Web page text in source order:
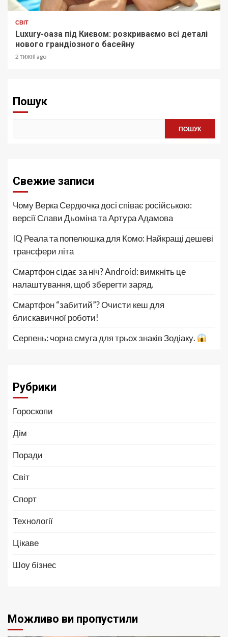
СВІТ
Luxury-оаза під Києвом: розкриваємо всі деталі
нового грандіозного басейну
2 тижні ago
Пошук
ПОШУК
Свежие записи
Чому Верка Сердючка досі співає російською:
версії Слави Дьоміна та Артура Адамова
IQ Реала та попелюшка для Комо: Найкращі дешеві
трансфери літа
Смартфон сідає за ніч? Android: вимкніть це
налаштування, щоб зберегти заряд.
Смартфон “забитий”? Очисти кеш для
блискавичної роботи!
Серпень: чорна смуга для трьох знаків Зодіаку.
Рубрики
Гороскопи
Дім
Поради
Світ
Спорт
Технології
Цікаве
Шоу бізнес
Можливо ви пропустили